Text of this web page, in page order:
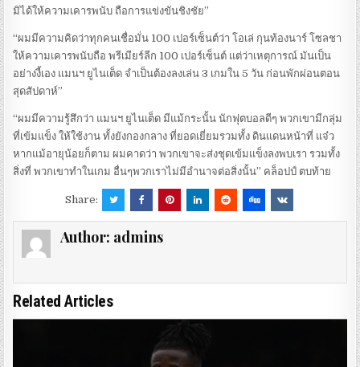
มิได้ให้ความเคารพนับ ถือการแข่งขันชิงชัย”
“ผมมีความคิดว่าทุกคนเชื่อมั่น 100 เปอร์เซ็นต์ว่า โอเล่ กุนท้องนาร์ โซลชา
ให้ความเคารพนับถือ พรีเมียร์ลีก 100 เปอร์เซ็นต์ แต่ว่าเหตุการณ์ มันเป็น
อย่างงี้เอง แมนฯ ยูไนเต็ด จำเป็นต้องลงเล่น 3 เกมใน 5 วัน ก่อนพักผ่อนตอน
สุดสัปดาห์”
“ผมมีความรู้สึกว่า แมนฯ ยูไนเต็ด มีแม้กระนั้น นักฟุตบอลดีๆ พวกเขามีกลุ่ม
ที่เข้มแข็ง ให้ใช้งาน ทั้งยังกองกลาง ที่ยอดเยี่ยมรวมทั้ง ดินแดนหน้าที่ แจ๋ว
หากแม้อายุน้อยก็ตาม ผมคาดว่า พวกเขาจะส่งชุดเข้มแข็งลงพบเรา รวมทั้ง
สิ่งที่ พวกเขาทำในเกม อื่นๆพวกเราไม่มีอำนาจต่อสิ่งนั้น” คล็อปป์ ตบท้าย
Share:
Author: admins
Related Articles